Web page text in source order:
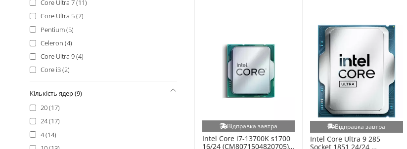
Core Ultra 7 (11)
Core Ultra 5 (7)
Pentium (5)
Celeron (4)
Core Ultra 9 (4)
Core i3 (2)
Кількість ядер (9)
20 (17)
24 (17)
4 (14)
Відправка завтра
Intel Core i7-13700K s1700
16/24 (CM8071504820705)
Відправка завтра
Intel Core Ultra 9 285
Socket 1851 24/24